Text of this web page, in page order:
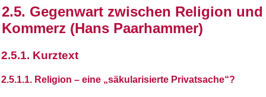
2.5. Gegenwart zwischen Religion und
Kommerz (Hans Paarhammer)
2.5.1. Kurztext
2.5.1.1. Religion – eine „säkularisierte Privatsache“?